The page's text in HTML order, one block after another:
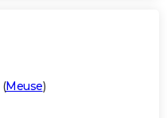
(Meuse)